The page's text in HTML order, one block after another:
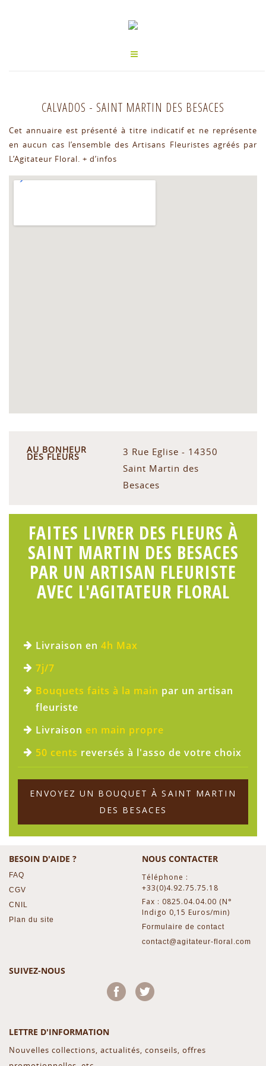
CALVADOS - SAINT MARTIN DES BESACES
Cet annuaire est présenté à titre indicatif et ne représente
en aucun cas l’ensemble des Artisans Fleuristes agréés par
L’Agitateur Floral. + d’infos
AU BONHEUR
DES FLEURS
3 Rue Eglise - 14350
Saint Martin des
Besaces
FAITES LIVRER DES FLEURS À
SAINT MARTIN DES BESACES
PAR UN ARTISAN FLEURISTE
AVEC L'AGITATEUR FLORAL
Livraison en 4h Max
7j/7
Bouquets faits à la main par un artisan
fleuriste
Livraison en main propre
50 cents reversés à l'asso de votre choix
ENVOYEZ UN BOUQUET À SAINT MARTIN
DES BESACES
BESOIN D'AIDE ?
FAQ
CGV
CNIL
Plan du site
NOUS CONTACTER
Téléphone :
+33(0)4.92.75.75.18
Fax : 0825.04.04.00 (N°
Indigo 0,15 Euros/min)
Formulaire de contact
contact@agitateur-floral.com
SUIVEZ-NOUS
Facebook
LETTRE D'INFORMATION
Nouvelles collections, actualités, conseils, offres